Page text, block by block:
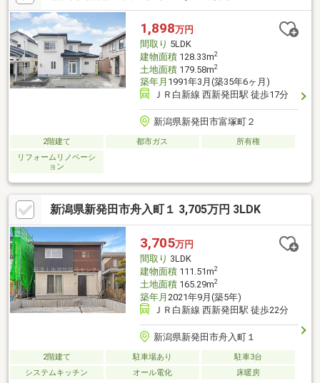
せん。
1,898万円
間取り 5LDK
建物面積128.33m2
土地面積179.58m2
築年月 1991年3月(築35年6ヶ月)
ＪＲ白新線 西新発田駅 徒歩17分
新潟県新発田市富塚町２
2階建て 都市ガス
所有権
リフォームリノベーシ
ョン
新潟県新発田市舟入町１ 3,705万円 3LDK
3,705万円
間取り 3LDK
建物面積111.51m2
土地面積165.29m2
築年月 2021年9月(築5年)
ＪＲ白新線 西新発田駅 徒歩22分
新潟県新発田市舟入町１
2階建て 駐車場あり
駐車3台
システムキッチン
オール電化 床暖房